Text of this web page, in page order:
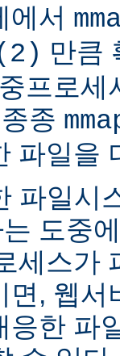
에서
만큼
프로
종
파일을
파일시
도중
세스가
면, 웹
응한 파